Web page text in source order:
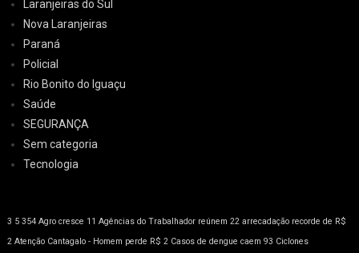
Laranjeiras do Sul
Nova Laranjeiras
Paraná
Policial
Rio Bonito do Iguaçu
Saúde
SEGURANÇA
Sem categoria
Tecnologia
3 5 354 Agro cresce 11 Agências do Trabalhador reúnem 22 arrecadação recorde de R$
2 Atenção Cantagalo - Homem perde R$ 2 Casos de dengue caem 93 Ciclones